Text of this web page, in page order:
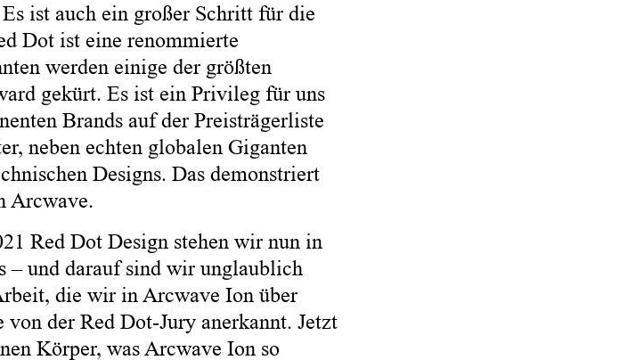
ist auch ein großer Schritt für die
Dot ist eine renommierte
werden einige der größten
gekürt. Es ist ein Privileg für uns
Brands auf der Preisträgerliste
neben echten globalen Giganten
Designs. Das demonstriert
Arcwave.
Red Dot Design stehen wir nun in
– und darauf sind wir unglaublich
die wir in Arcwave Ion über
der Red Dot-Jury anerkannt. ​ Jetzt
Körper, was Arcwave Ion so